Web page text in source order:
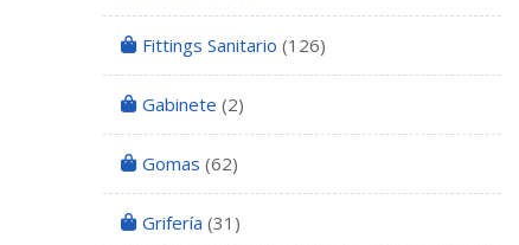
Fittings Sanitario (126)
Gabinete (2)
Gomas (62)
Grifería (31)